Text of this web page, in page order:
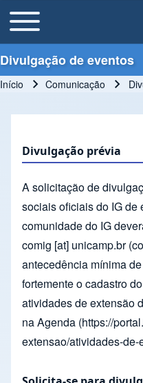
Main Menu
Toggle main menu
Divulgação de eventos
Início Comunicação
Divulgação prévia
A solicitação de
sociais oficiais do IG de
comunidade do IG
comig [at] unicamp.br
antecedência mínima
fortemente o cadastro
atividades de extensão
na Agenda (https://
extensao/atividades-de-